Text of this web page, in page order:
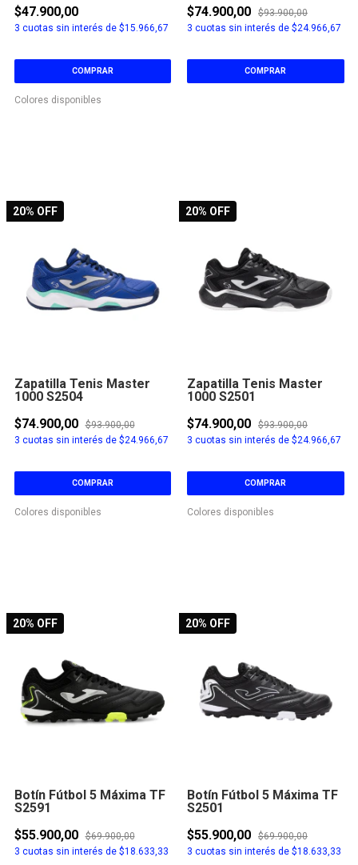
$47.900,00
3 cuotas sin interés de $15.966,67
COMPRAR
Colores disponibles
$74.900,00
$93.900,00
3 cuotas sin interés de $24.966,67
COMPRAR
20% OFF
Zapatilla Tenis Master
1000 S2504
$74.900,00
$93.900,00
3 cuotas sin interés de $24.966,67
COMPRAR
Colores disponibles
20% OFF
Zapatilla Tenis Master
1000 S2501
$74.900,00
$93.900,00
3 cuotas sin interés de $24.966,67
COMPRAR
Colores disponibles
20% OFF
Botín Fútbol 5 Máxima TF
S2591
$55.900,00
$69.900,00
3 cuotas sin interés de $18.633,33
20% OFF
Botín Fútbol 5 Máxima TF
S2501
$55.900,00
$69.900,00
3 cuotas sin interés de $18.633,33